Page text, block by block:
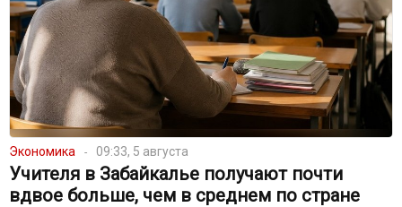
Экономика 09:33, 5 августа
Учителя в Забайкалье получают почти
вдвое больше, чем в среднем по стране